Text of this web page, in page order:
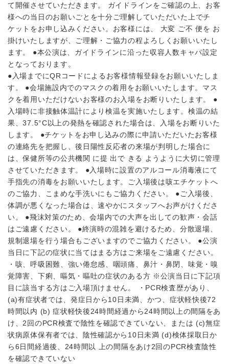
て開催させていただきます。 ガイドラインをご確認の上、お客
様への当日のお願いごとを十分ご理解していただいた上でチ
ケットをお申し込みください。お客様には、 大変 ご不 便を お
掛けいたしますが、ご理解・ご協力の程よろしくお願いいたし
ます。 ●本公演は、ガイドラインに沿った収容人数キャパ設定
となっております。
●入場までにQRコードによるお客様情報登録をお願いいたしま
す。 ●会場施設内でのマスクの着用をお願いいたします。マス
クを着用いただけないお客様のお入場をお断りいたします。 ●
入場時に非接触体温計により検温を実施いたします。検温の結
果、37.5°C以上の発熱を確認された場合は、入場をお断りいた
します。 ●チケットをお申し込みの際に申請いただいたお客様
の連絡先を把握し、後日陽性反応者の来場が判明した場合に
は、保健所等の公共機関 に提 出で きる ようように大切に管理
させていただきます。 ●入場時に設置のアルコール消毒液にて
手指先の消毒をお願いいたします。ご入場後は咳エチケットへ
のご協力、こまめな手洗いにもご協力ください。 ●ご入場後、
体調が悪くなった場合は、速やかにスタッフへお声がけくださ
い。 ●飛沫対策のため、会場内での大声を出しての歓声・会話
はご遠慮ください。 ●終演時の混雑を避けるため、分散退場、
規制退場を行う場合もございますのでご協力ください。 ●公演
当日に下記の症状に当てはまる方はご来場をご遠慮ください。
・咳、呼吸困難、強い倦怠感、咽頭痛、鼻汁・鼻閉、味覚・嗅
覚障害、下痢、嘔気・嘔吐の症状のある方 ※公演当日に下記項
目に該当する方はご入場頂けません。 ・PCR検査歴があり、
(a)有症状者では、発症日から10日未満、かつ、症状軽快後72
時間以内 (b) 症状軽快後24時間経過から24時間以上の間隔をあ
け、2回のPCR検査で陰性を確認できていない、または (c)無症
状病原体保有者では、陰性確認から10日未満 (d)検体採取日か
ら6日間経過後、24時間以 上の間隔をあけ2回のPCR検査陰性
を確認できていない